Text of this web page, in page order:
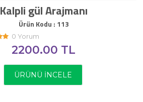
Kalpli gül Arajmanı
Ürün Kodu : 113
0 Yorum
2200.00 TL
ÜRÜNÜ İNCELE